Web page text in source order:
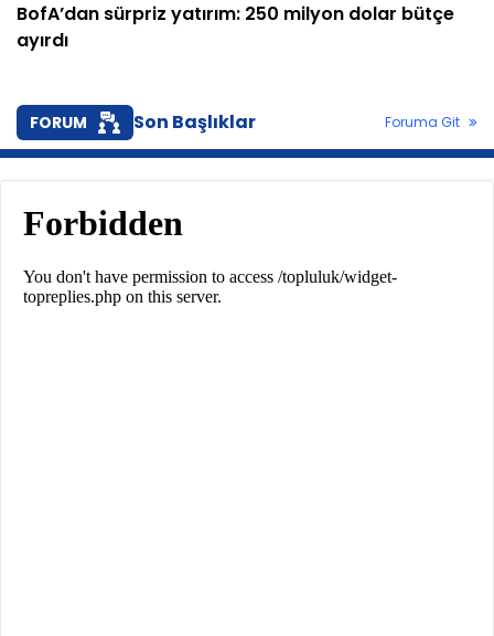
BofA’dan sürpriz yatırım: 250 milyon dolar bütçe
ayırdı
FORUM Son Başlıklar Foruma Git